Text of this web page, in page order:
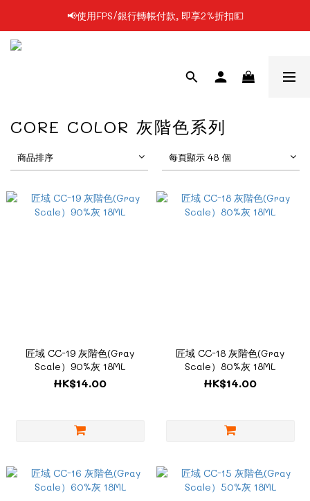
📢凡購物滿$199 順豐自提點免運費📦📦
📢使用FPS/銀行轉帳付款, 即享2%折扣💵
CORE COLOR 灰階色系列
商品排序 每頁顯示 48 個
匠域 CC-19 灰階色(Gray
Scale）90%灰 18ML
HK$14.00
匠域 CC-18 灰階色(Gray
Scale）80%灰 18ML
HK$14.00